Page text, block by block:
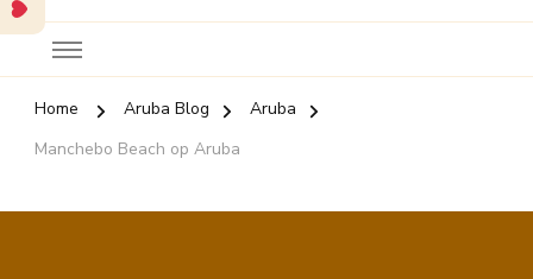
Home Aruba Blog
Aruba
Manchebo Beach op Aruba